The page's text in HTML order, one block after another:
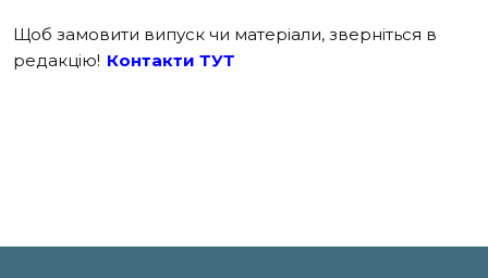
Щоб замовити випуск чи матеріали, зверніться в
редакцію! Контакти ТУТ